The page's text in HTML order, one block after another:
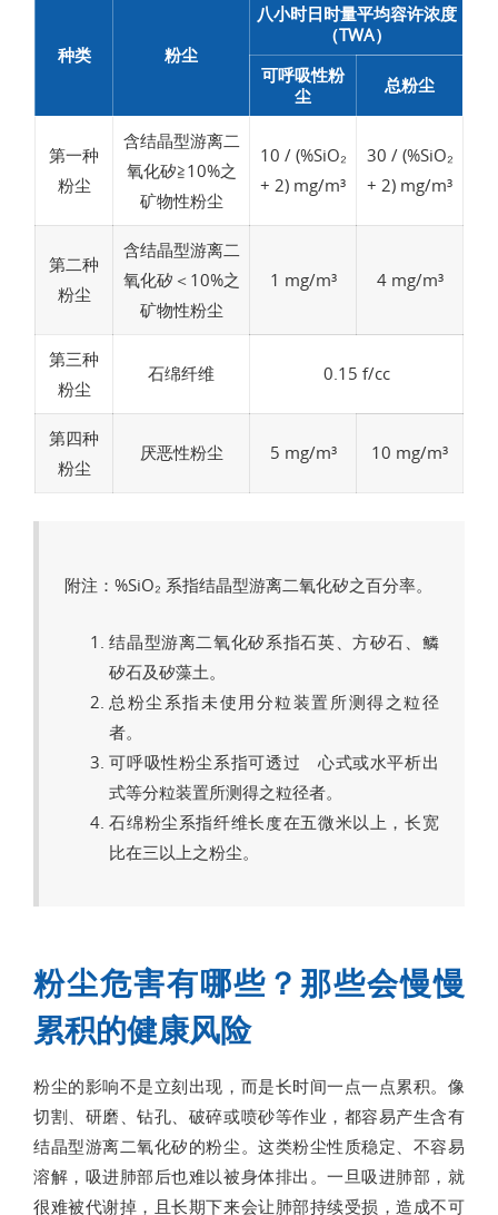
种类 粉尘
八小时日时量平均容许浓度
（TWA）
可呼吸性粉
尘
总粉尘
第一种
粉尘
含结晶型游离二
氧化矽≧10%之
矿物性粉尘
10 / (%SiO₂
+ 2) mg/m³
30 / (%SiO₂
+ 2) mg/m³
第二种
粉尘
含结晶型游离二
氧化矽＜10%之
矿物性粉尘
1 mg/m³ 4 mg/m³
第三种
粉尘
石绵纤维 0.15 f/cc
第四种
粉尘
厌恶性粉尘 5 mg/m³ 10 mg/m³
附注：%SiO₂ 系指结晶型游离二氧化矽之百分率。
结晶型游离二氧化矽系指石英、方矽石、鱗
矽石及矽藻土。
总粉尘系指未使用分粒装置所测得之粒径
者。
可呼吸性粉尘系指可透过離心式或水平析出
式等分粒装置所测得之粒径者。
石绵粉尘系指纤维长度在五微米以上，长宽
比在三以上之粉尘。
粉尘危害有哪些？那些会慢慢
累积的健康风险
粉尘的影响不是立刻出现，而是长时间一点一点累积。像
切割、研磨、钻孔、破碎或喷砂等作业，都容易产生含有
结晶型游离二氧化矽的粉尘。这类粉尘性质稳定、不容易
溶解，吸进肺部后也难以被身体排出。一旦吸进肺部，就
很难被代谢掉，且长期下来会让肺部持续受损，造成不可